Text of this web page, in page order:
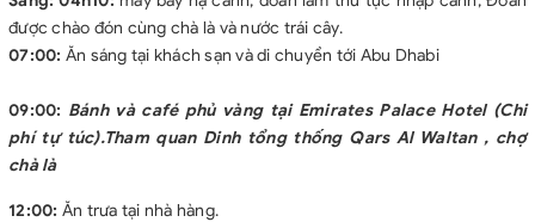
được chào đón cùng chà là và nước trái cây.
07:00: Ăn sáng tại khách sạn và di chuyển tới Abu Dhabi
09:00: Bánh và café phủ vàng tại Emirates Palace Hotel (Chi
phí tự túc).Tham quan Dinh tổng thống Qars Al Waltan , chợ
chà là
12:00: Ăn trưa tại nhà hàng.